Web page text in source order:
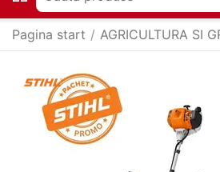
Pagina start / AGRICULTURA SI